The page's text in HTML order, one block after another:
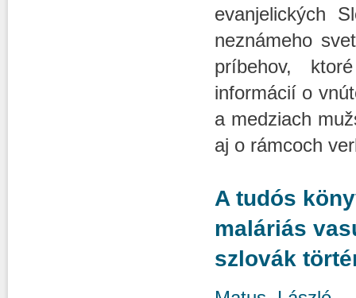
evanjelických
neznámeho
príbehov,
informácií o
a medziach
aj o rámcoch
A tudós
maláriás
szlovák